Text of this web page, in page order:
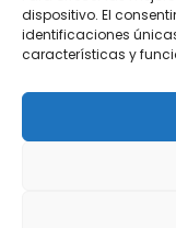
dispositivo. El
identificaciones
características y